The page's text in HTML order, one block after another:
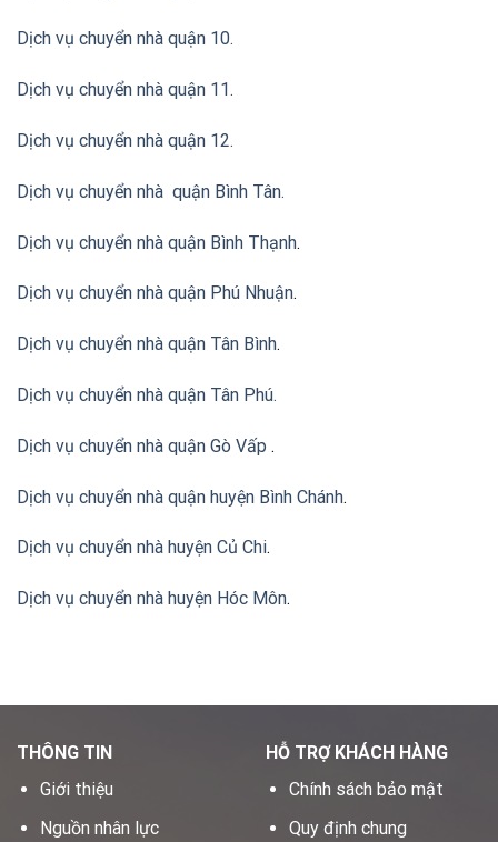
Dịch vụ chuyển nhà quận 10.
Dịch vụ chuyển nhà quận 11.
Dịch vụ chuyển nhà quận 12.
Dịch vụ chuyển nhà quận Bình Tân.
Dịch vụ chuyển nhà quận Bình Thạnh.
Dịch vụ chuyển nhà quận Phú Nhuận.
Dịch vụ chuyển nhà quận Tân Bình.
Dịch vụ chuyển nhà quận Tân Phú.
Dịch vụ chuyển nhà quận Gò Vấp .
Dịch vụ chuyển nhà quận huyện Bình Chánh.
Dịch vụ chuyển nhà huyện Củ Chi.
Dịch vụ chuyển nhà huyện Hóc Môn.
THÔNG TIN
Giới thiệu
Nguồn nhân lực
HỖ TRỢ KHÁCH HÀNG
Chính sách bảo mật
Quy định chung